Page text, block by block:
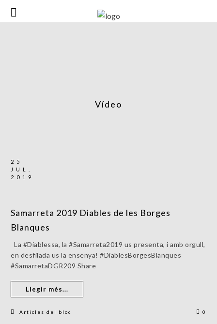
Vídeo
25
JUL.
2019
Samarreta 2019 Diables de les Borges
Blanques
La #Diablessa, la #Samarreta2019 us presenta, i amb orgull,
en desfilada us la ensenya! #DiablesBorgesBlanques
#SamarretaDGR209 Share
Llegir més...
Articles del bloc 0